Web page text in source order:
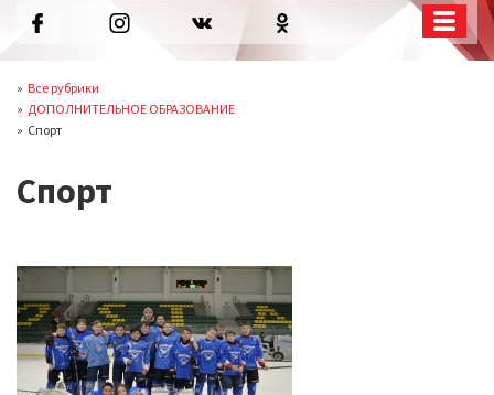
Все рубрики
ДОПОЛНИТЕЛЬНОЕ ОБРАЗОВАНИЕ
Спорт
Спорт